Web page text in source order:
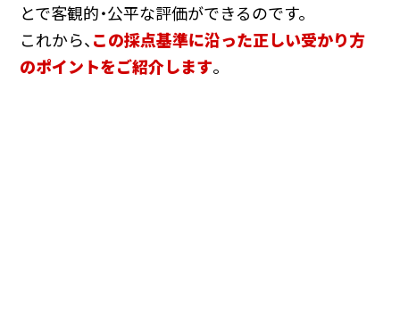
とで客観的・公平な評価ができるのです。
これから、この採点基準に沿った正しい受かり方
のポイントをご紹介します。